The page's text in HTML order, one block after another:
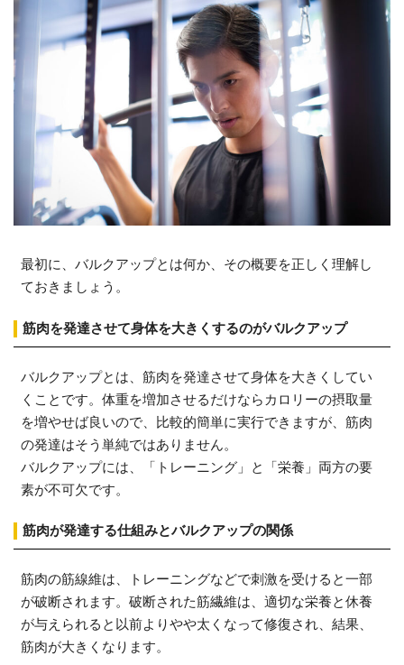
最初に、バルクアップとは何か、その概要を正しく理解し
ておきましょう。
筋肉を発達させて身体を大きくするのがバルクアップ
バルクアップとは、筋肉を発達させて身体を大きくしてい
くことです。体重を増加させるだけならカロリーの摂取量
を増やせば良いので、比較的簡単に実行できますが、筋肉
の発達はそう単純ではありません。
バルクアップには、「トレーニング」と「栄養」両方の要
素が不可欠です。
筋肉が発達する仕組みとバルクアップの関係
筋肉の筋線維は、トレーニングなどで刺激を受けると一部
が破断されます。破断された筋繊維は、適切な栄養と休養
が与えられると以前よりやや太くなって修復され、結果、
筋肉が大きくなります。